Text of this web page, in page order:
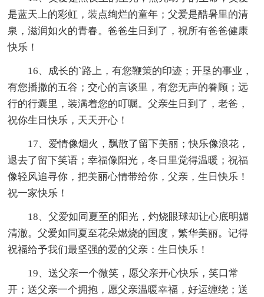
是蓝天上的彩虹，装点绚烂的童年；父爱是酷暑里的清
泉，滋润如火的青春。爸爸生日到了，祝所有爸爸健康
快乐！
16、成长的`路上，有您鞭策的印迹；开垦的事业，
有您播撒的五谷；交心的言谈里，有您无声的眷顾；远
行的行囊里，装满着您的叮嘱。父亲生日到了，老爸，
祝你生日快乐，天天开心！
17、爱情像烟火，飘散了留下美丽；快乐像浪花，
退去了留下笑语；幸福像阳光，冬日里觉得温暖；祝福
像轻风追寻你，把美丽心情带给你，父亲，生日快乐！
祝一家快乐！
18、父爱如同夏至的阳光，灼烧眼球却让心底明媚
清澈。父爱如同夏至花朵燃烧的国度，繁华美丽。记得
祝福给予我们最坚强的爱的父亲：生日快乐！
19、送父亲一个微笑，愿父亲开心快乐，笑口常
开；送父亲一个拥抱，愿父亲温暖幸福，好运缠绕；送